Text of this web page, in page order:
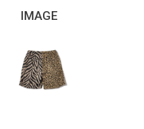
IMAGE